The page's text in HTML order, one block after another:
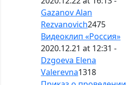
Gazanov Alan
Rezvanovich2475
Видеоклип «Россия»
2020.12.21 at 12:31 -
Dzgoeva Elena
Valerevna1318